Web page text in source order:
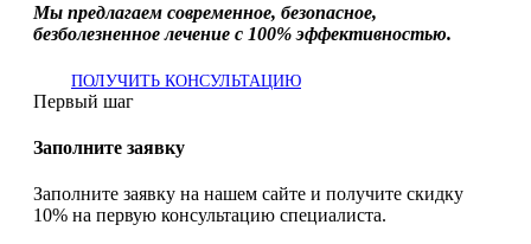
Мы предлагаем современное, безопасное,
безболезненное лечение с 100% эффективностью.
ПОЛУЧИТЬ КОНСУЛЬТАЦИЮ
Первый шаг
Заполните заявку
Заполните заявку на нашем сайте и получите скидку
10% на первую консультацию специалиста.